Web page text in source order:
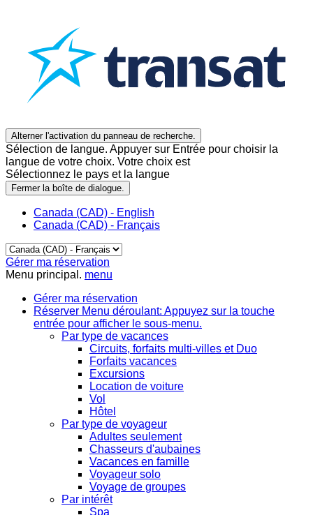
Alterner l'activation du panneau de recherche.
Sélection de langue. Appuyer sur Entrée pour choisir la
langue de votre choix. Votre choix est
Sélectionnez le pays et la langue
Fermer la boîte de dialogue.
Canada (CAD) - English
Canada (CAD) - Français
Gérer ma réservation
Menu principal. menu
Gérer ma réservation
Réserver Menu déroulant: Appuyez sur la touche
entrée pour afficher le sous-menu.
Par type de vacances
Circuits, forfaits multi-villes et Duo
Forfaits vacances
Excursions
Location de voiture
Vol
Hôtel
Par type de voyageur
Adultes seulement
Chasseurs d'aubaines
Vacances en famille
Voyageur solo
Voyage de groupes
Par intérêt
Spa